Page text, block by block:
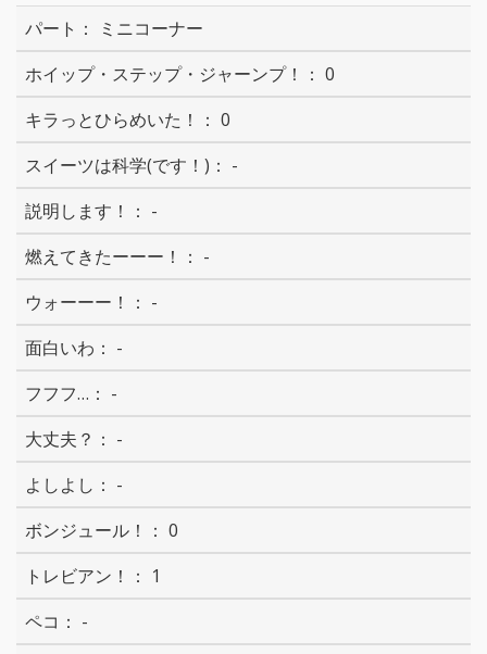
ミニコーナー
0
0
-
-
-
-
-
-
-
-
0
1
-